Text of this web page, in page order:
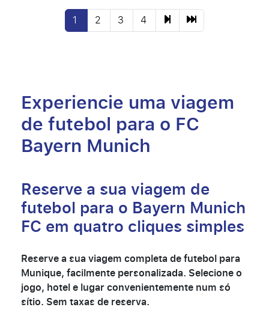
1 2 3 4
Experiencie uma viagem
de futebol para o FC
Bayern Munich
Reserve a sua viagem de
futebol para o Bayern Munich
FC em quatro cliques simples
Reserve a sua viagem completa de futebol para
Munique, facilmente personalizada. Selecione o
jogo, hotel e lugar convenientemente num só
sítio. Sem taxas de reserva.